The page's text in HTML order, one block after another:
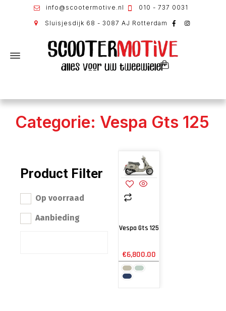
info@scootermotive.nl 010 - 737 0031
Sluisjesdijk 68 - 3087 AJ Rotterdam
Categorie: Vespa Gts 125
Product Filter
Op voorraad
Aanbieding
Vespa Gts 125
€6,800.00